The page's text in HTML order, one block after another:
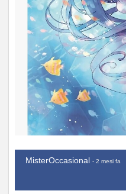
MisterOccasional - 2 mesi fa